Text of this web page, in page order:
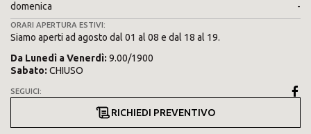
domenica -
ORARI APERTURA ESTIVI:
Siamo aperti ad agosto dal 01 al 08 e dal 18 al 19.
Da Lunedì aVenerdì: 9.00/1900
Sabato: CHIUSO
SEGUICI:
RICHIEDI PREVENTIVO